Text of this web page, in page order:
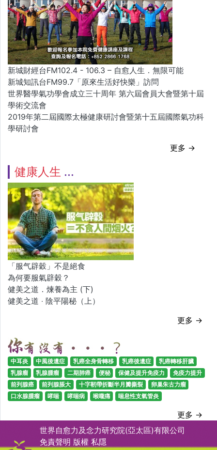
新城財經台FM102.4 - 106.3 – 自愈人生．無限可能
新城知訊台FM99.7「原來生活好快樂」訪問
世界醫學氣功學會成立三十周年 第六屆會員大會暨第十屆
學術交流會
2019年第二屆國際太極健康研討會暨第十五屆國際氣功科
學研討會
更多 →
健康人生
「服气辟穀」不是絕食
為何要服氣辟穀？
健美之道．煉養為主 (下)
健美之道 ‧ 陰平陽秘（上）
更多 →
中耳炎 中風後遺症 乳癌全身骨轉移 乳癌後遺症
乳癌轉移肝臟
乳腺瘤
乳腺腫瘤 二期肺癌 便秘 保健及提升免疫力
免疫力提升
前列腺癌
前列腺脹大 十字靭帶折斷半月瓣撕裂
卵巢朱古力瘤
口水腺腫瘤
哮喘 哮喘病 喉嚨痛 喘息性支氣管炎
更多 →
世界自愈力及念力研究院(亞太區)有限公司
免責聲明 版權 私隱